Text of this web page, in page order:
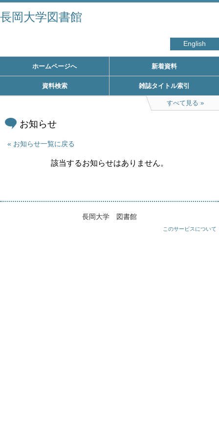
長岡大学図書館
English
ホームページへ 新着資料
資料検索 雑誌タイトル索引
すべて見る
お知らせ
お知らせ一覧に戻る
該当するお知らせはありません。
長岡大学 図書館
このサービスについて